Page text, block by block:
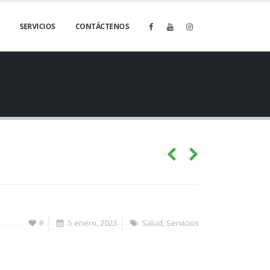
SERVICIOS CONTÁCTENOS
# 5 enero, 2023 Salud, Servicios